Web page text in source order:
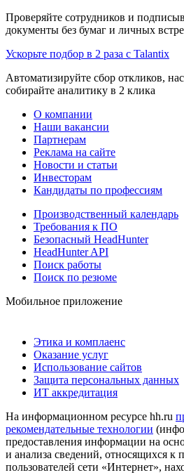
Проверяйте сотрудников и
документы без бумаг и личных
Ускорьте подбор в 2 раза с Talantix
Автоматизируйте сбор откликов,
собирайте аналитику в 2 клика
О компании
Наши вакансии
Партнерам
Реклама на сайте
Новости и статьи
Инвесторам
Кандидаты по профессиям
Производственный календарь
Требования к ПО
Безопасный HeadHunter
HeadHunter API
Поиск работы
Поиск по резюме
Мобильное приложение
Этика и комплаенс
Оказание услуг
Использование сайтов
Защита персональных данных
ИТ аккредитация
На информационном ресурсе hh.ru
рекомендательные технологии
предоставления информации на
и анализа сведений, относящихся к
пользователей сети «Интернет»,